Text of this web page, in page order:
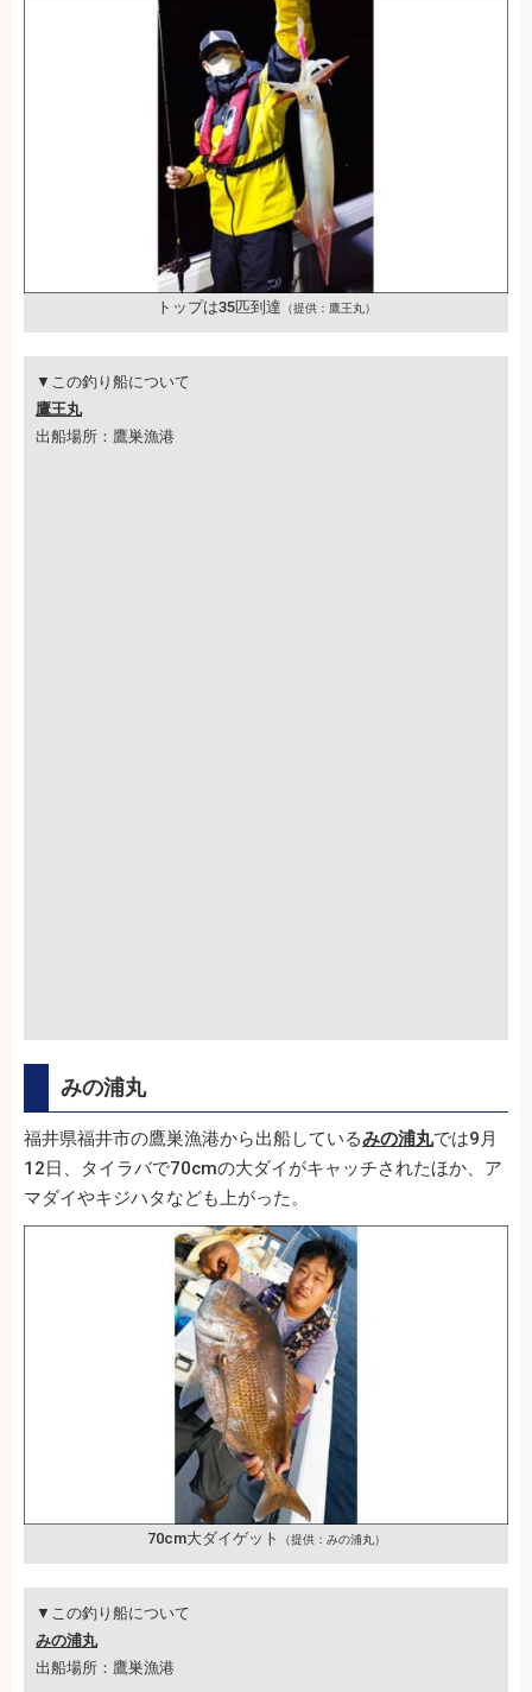
トップは35匹到達 （提供：鷹王丸）
▼この釣り船について
鷹王丸
出船場所：鷹巣漁港
みの浦丸
福井県福井市の鷹巣漁港から出船しているみの浦丸では9月
12日、タイラバで70cmの大ダイがキャッチされたほか、ア
マダイやキジハタなども上がった。
70cm大ダイゲット （提供：みの浦丸）
▼この釣り船について
みの浦丸
出船場所：鷹巣漁港